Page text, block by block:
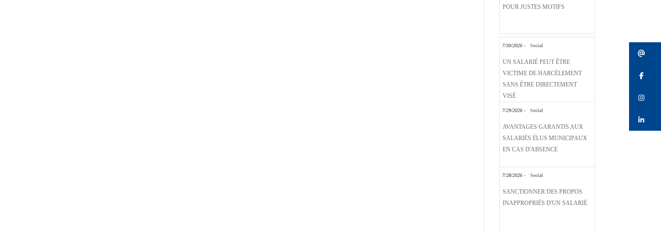
POUR JUSTES MOTIFS
7/30/2026 - Social
UN SALARIÉ PEUT ÊTRE
VICTIME DE HARCÈLEMENT
SANS ÊTRE DIRECTEMENT
VISÉ
7/29/2026 - Social
AVANTAGES GARANTIS AUX
SALARIÉS ÉLUS MUNICIPAUX
EN CAS D'ABSENCE
7/28/2026 - Social
SANCTIONNER DES PROPOS
INAPPROPRIÉS D'UN SALARIÉ